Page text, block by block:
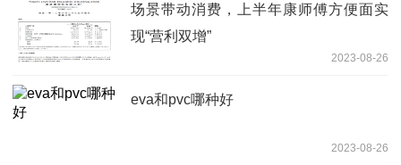
场景带动消费，上半年康师傅方便面实
现“营利双增”
2023-08-26
eva和pvc哪种好
2023-08-26